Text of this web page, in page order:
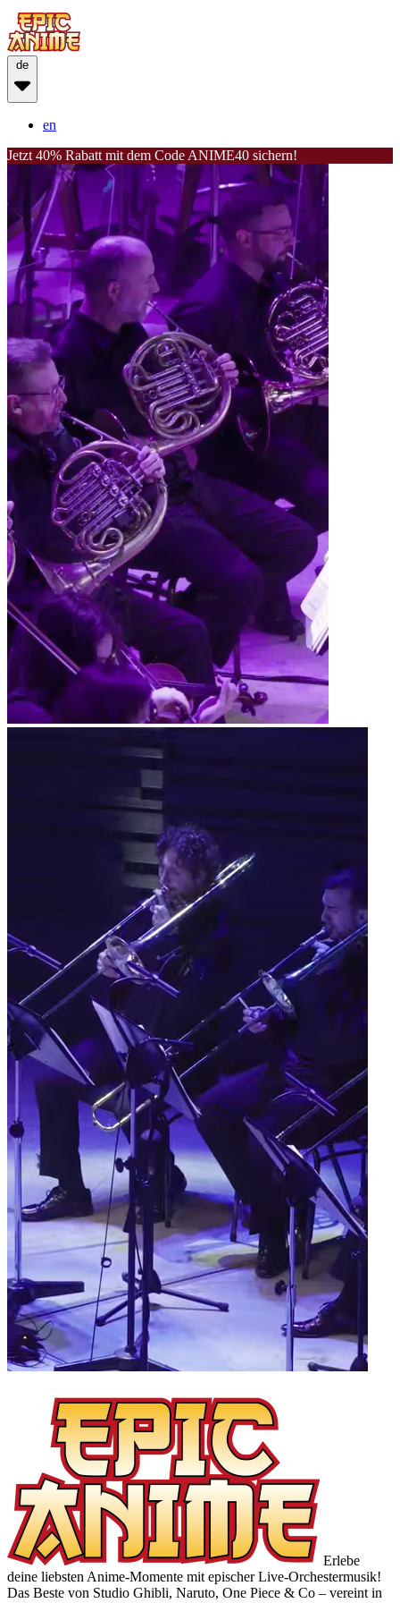
de
en
Jetzt 40% Rabatt mit dem Code ANIME40 sichern!
Erlebe
deine liebsten Anime-Momente mit epischer Live-Orchestermusik!
Das Beste von Studio Ghibli, Naruto, One Piece & Co – vereint in